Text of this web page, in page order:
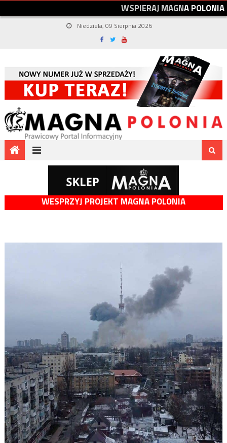
WSPIERAJMAGNAPOLONIA
Niedziela, 09 Sierpnia 2026
WESPRZYJ PROJEKT MAGNA POLONIA